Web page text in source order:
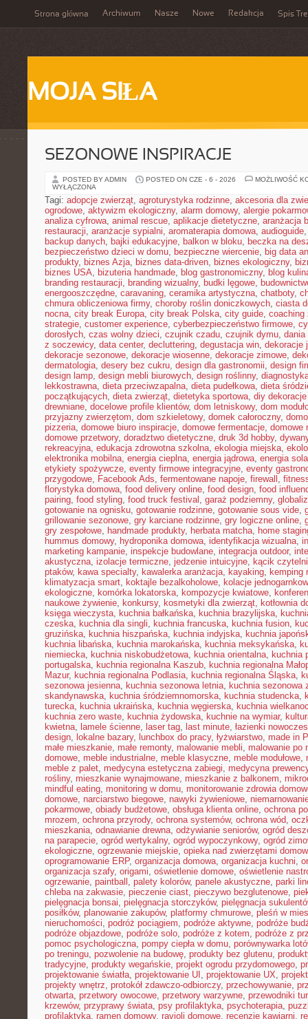
Strona główna Archiwum Nasze Nowe Redakcja Spis
MOJA SIŁA
SEZONOWE INSPIRACJE
POSTED BY ADMIN POSTED ON CZE - 6 - 2026
MOŻLIWOŚĆ
WYŁĄCZONA
Tagi: adopcje zwierząt, agroturystyka rodzinne, akcesoria dla
ogrodowe, aktywizm ekologiczny, alarm domowy, alergie
analiza cyfrowa, animal rescue, aplikacje dietetyczne, aranżacja
restauracji, aranżacje sypialni, aromaterapia domowa, audioguide
backup danych, bajki edukacyjne, balkon w bloku, beczka na
bezpieczeństwo dzieci w domu, bezpieczne wiercenie, big data
produkty, biznes Azja, biznes data-driven, biznes ekologiczny,
biznes USA, bizuteria handmade, blog gastronomiczny, blog
branding restauracji, branding wizualny, budki lęgowe,
energooszczędne, caravaning, ceramika artystyczna, chatboty,
chmura obliczeniowa firmy, choroby roślin doniczkowych, ciasta
nocna, city break Europa, city break Polska, city guide, coaching
strategie, customer experience, cyberbezpieczeństwo firmowe,
dorosłych, czas wolny dzieci, czujnik czadu, czujnik dymu,
z soczewicy, data center, decluttering, degustacja win, dekoracje
dekoracje sezonowe, dekoracje wiosenne, dekoracje zimowe,
dermatologia, desery bez cukru, design dla gastronomii, design
design lamp, design mebli biurowych, design roślinny,
lekkostrawna, dieta przeciwzapalna, dieta pudełkowa, dieta
początkujących, dieta zwierząt, dietetyka sportowa, diy
drewniane, docelowe profile klientów, dom letniskowy, dom
przyjazny zwierzętom, dom szkieletowy, domek całoroczny,
pizzeria, domowe biuro inspiracje, domowe fermentacje, domowe
domowe przetwory, doradztwo dietetyczne, druk 3d hobby,
rekreacyjna, edukacja zdrowotna szkolna, ekologia miejska,
elektronika mobilna, energia cieplna, energia jądrowa, energia
etykiety spożywcze, eventy firmowe integracyjne, eventy
przygodowe, Facebook Ads, fermentowane napoje, firewall ,
florystyka domowa, food delivery online, food design, food
pairing, food styling, food truck festival , garaż podziemny,
gotowanie na ognisku, gotowanie rodzinne, gotowanie sous vide,
grillowanie sezonowe, gry karciane rodzinne, gry logiczne online,
gry zespołowe, handmade produkty, herbata matcha, home
hummus domowy, hydroponika domowa, identyfikacja wizualna,
marketing kampanie, inspekcje budowlane, integracja outdoor,
akustyczna, izolacje termiczne, jedzenie intuicyjne, kącik
ptaków, kawa specialty, kawalerka aranżacja, kayaking, kemping
klimatyzacja smart, koktajle bezalkoholowe, kolacje
ekologiczne, komórka lokatorska, kompozycje kwiatowe,
naukowe żywienie, konkursy, kosmetyki dla zwierząt, kotłownia
księga wieczysta, kuchnia bałkańska, kuchnia brazylijska,
czeska, kuchnia dla singli, kuchnia francuska, kuchnia fusion,
gruzińska, kuchnia hiszpańska, kuchnia indyjska, kuchnia
kuchnia libańska, kuchnia marokańska, kuchnia meksykańska,
niemiecka, kuchnia niskobudżetowa, kuchnia orientalna, kuchnia
portugalska, kuchnia regionalna Kaszub, kuchnia regionalna
Mazur, kuchnia regionalna Podlasia, kuchnia regionalna Śląska,
sezonowa jesienna, kuchnia sezonowa letnia, kuchnia sezonowa
skandynawska, kuchnia śródziemnomorska, kuchnia studencka,
turecka, kuchnia ukraińska, kuchnia węgierska, kuchnia
kuchnia zero waste, kuchnia żydowska, kuchnie na wymiar,
kwietna, lamele ścienne, laser tag, last minute, łazienki
design, lokalne bazary, lunchbox do pracy, łyżwiarstwo, made in
małe mieszkanie, małe remonty, malowanie mebli, malowanie po
domowe, meble industrialne, meble klasyczne, meble modułowe,
meble z palet, medycyna estetyczna zabiegi, medycyna
rośliny, mieszkanie wynajmowane, mieszkanie z balkonem,
mindful eating, monitoring w domu, monitorowanie zdrowia
domowe, narciarstwo biegowe, nawyki żywieniowe,
pokarmowe, obiady budżetowe, obsługa klienta online, ochrona
mrozem, ochrona przyrody, ochrona systemów, ochrona wód,
mieszkania, odnawianie drewna, odżywianie seniorów, ogród
na parapecie, ogród wertykalny, ogród wypoczynkowy, ogród
ekologiczne, ogrzewanie miejskie, opieka nad zwierzętami
oprogramowanie ERP, organizacja domowa, organizacja kuchni,
organizacja szafy, origami, oświetlenie domowe, oświetlenie
ogrzewanie, paintball , palety kolorów, panele akustyczne, parki
chleba na zakwasie, pieczenie ciast, pieczywo bezglutenowe,
pielęgnacja bonsai, pielęgnacja storczyków, pielęgnacja
posiłków, planowanie zakupów, platformy chmurowe, pleśń w
nieruchomości, podróż pociągiem, podróże aktywne, podróże
podróże objazdowe, podróże solo, podróże z kotem, podróże z
pomoc psychologiczna, pompy ciepła w domu, porównywarka
po treningu, pozwolenie na budowę, produkty bez glutenu,
tradycyjne, produkty wegańskie, projekt ogrodu przydomowego,
projektowanie światła, projektowanie UI , projektowanie UX,
projekty wnętrz, protokół zdawczo-odbiorczy, przechowywanie,
otwarta, przetwory owocowe, przetwory warzywne, przewodniki
krzewów, przyprawy świata, psy profilaktyka, psychoterapia,
profilaktyka, ramen domowy, ravioli domowe, recenzje kawiarni,